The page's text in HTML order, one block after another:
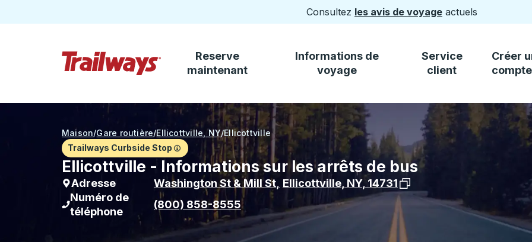
Consultez les avis de voyage actuels
Passez au contenu principal
Reserve
maintenant
Informations de
voyage
Service
client
Créer
compte
Maison/Gare routière/Ellicottville, NY/Ellicottville
Trailways Curbside Stop
Ellicottville - Informations sur les arrêts de bus
Adresse Washington St & Mill St Ellicottville NY, 14731 Voir l'emplacement de
Numéro de
téléphone
(800) 858-8555